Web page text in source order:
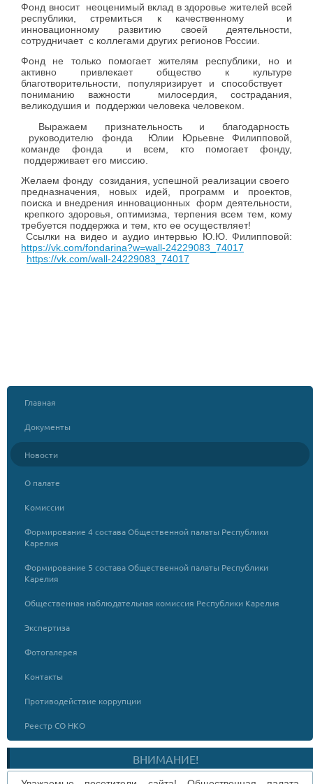
Фонд вносит неоценимый вклад в здоровье жителей всей
республики, стремиться к качественному и
инновационному развитию своей деятельности,
сотрудничает с коллегами других регионов России.
Фонд не только помогает жителям республики, но и
активно привлекает общество к культуре
благотворительности, популяризирует и способствует
пониманию важности милосердия, сострадания,
великодушия и поддержки человека человеком.
Выражаем признательность и благодарность
руководителю фонда Юлии Юрьевне Филипповой,
команде фонда и всем, кто помогает фонду,
поддерживает его миссию.
Желаем фонду созидания, успешной реализации своего
предназначения, новых идей, программ и проектов,
поиска и внедрения инновационных форм деятельности,
крепкого здоровья, оптимизма, терпения всем тем, кому
требуется поддержка и тем, кто ее осуществляет!
Ссылки на видео и аудио интервью Ю.Ю. Филипповой:
https://vk.com/fondarina?w=wall-24229083_74017
https://vk.com/wall-24229083_74017
Главная
Документы
Новости
О палате
Комиссии
Формирование 4 состава Общественной палаты Республики
Карелия
Формирование 5 состава Общественной палаты Республики
Карелия
Общественная наблюдательная комиссия Республики Карелия
Экспертиза
Фотогалерея
Контакты
Противодействие коррупции
Реестр СО НКО
ВНИМАНИЕ!